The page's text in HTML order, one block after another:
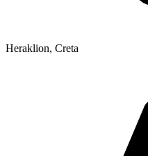
Heraklion, Creta